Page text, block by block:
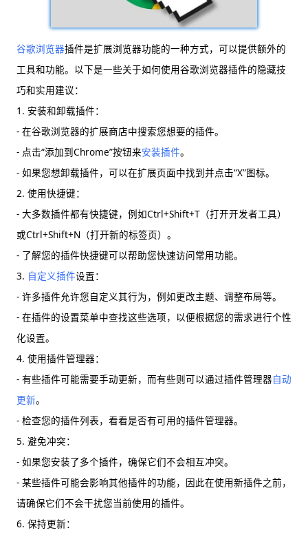
谷歌浏览器插件是扩展浏览器功能的一种方式，可以提供额外的
工具和功能。以下是一些关于如何使用谷歌浏览器插件的隐藏技
巧和实用建议：
1. 安装和卸载插件：
- 在谷歌浏览器的扩展商店中搜索您想要的插件。
- 点击“添加到Chrome”按钮来安装插件。
- 如果您想卸载插件，可以在扩展页面中找到并点击“X”图标。
2. 使用快捷键：
- 大多数插件都有快捷键，例如Ctrl+Shift+T（打开开发者工具）
或Ctrl+Shift+N（打开新的标签页）。
- 了解您的插件快捷键可以帮助您快速访问常用功能。
3. 自定义插件设置：
- 许多插件允许您自定义其行为，例如更改主题、调整布局等。
- 在插件的设置菜单中查找这些选项，以便根据您的需求进行个性
化设置。
4. 使用插件管理器：
- 有些插件可能需要手动更新，而有些则可以通过插件管理器自动
更新。
- 检查您的插件列表，看看是否有可用的插件管理器。
5. 避免冲突：
- 如果您安装了多个插件，确保它们不会相互冲突。
- 某些插件可能会影响其他插件的功能，因此在使用新插件之前，
请确保它们不会干扰您当前使用的插件。
6. 保持更新：